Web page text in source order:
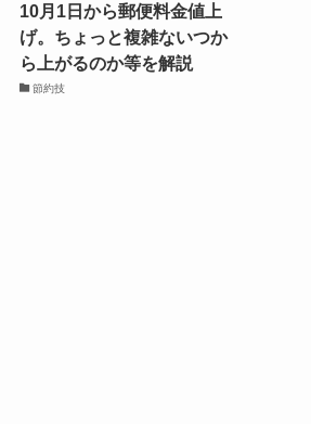
10月1日から郵便料金値上
げ。ちょっと複雑ないつか
ら上がるのか等を解説
節約技